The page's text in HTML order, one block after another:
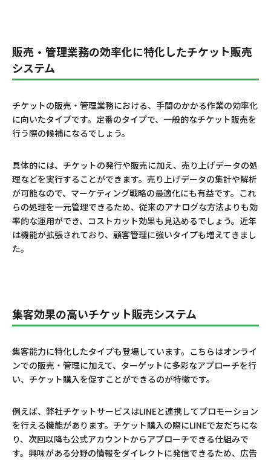
販売・管理業務の効率化に特化したチケット販売
システム
チケットの販売・管理業務における、手間のかかる作業の効率化
に向いたタイプです。定番のタイプで、一般的なチケット販売を
行う際の候補になるでしょう。
具体的には、チケットの発行や販売に加え、売り上げデータの処
理などを実行することができます。売り上げデータの集計や解析
が可能なので、マーケティング戦略の最適化にも有益です。これ
らの処理を一元管理できるため、従来のアナログな方法よりも効
率的な運用ができ、コストカット効果も見込めるでしょう。近年
は機能が拡張されており、顧客管理に強いタイプも増えてきまし
た。
集客効果の高いチケット販売システム
集客能力に特化したタイプも登場しています。こちらはオンライ
ンでの販売・管理に加えて、ターゲットに多彩なアプローチを行
い、チケット購入を促すことができるのが特徴です。
例えば、弊社チケットサービスはLINEと連携してプロモーション
を行える機能があります。チケット購入の際にLINEで友だちにな
り、次回以降も公式アカウントからアプローチできる仕組みで
す。興味がある分野の情報をダイレクトに発信できるため、広告